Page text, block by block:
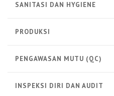
SANITASI DAN HYGIENE
PRODUKSI
PENGAWASAN MUTU (QC)
INSPEKSI DIRI DAN AUDIT